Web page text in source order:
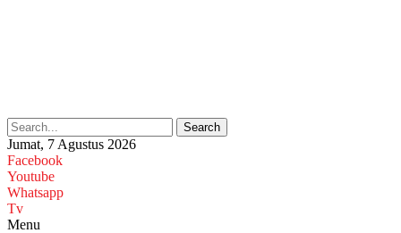
Search
Jumat, 7 Agustus 2026
Facebook
Youtube
Whatsapp
Tv
Menu